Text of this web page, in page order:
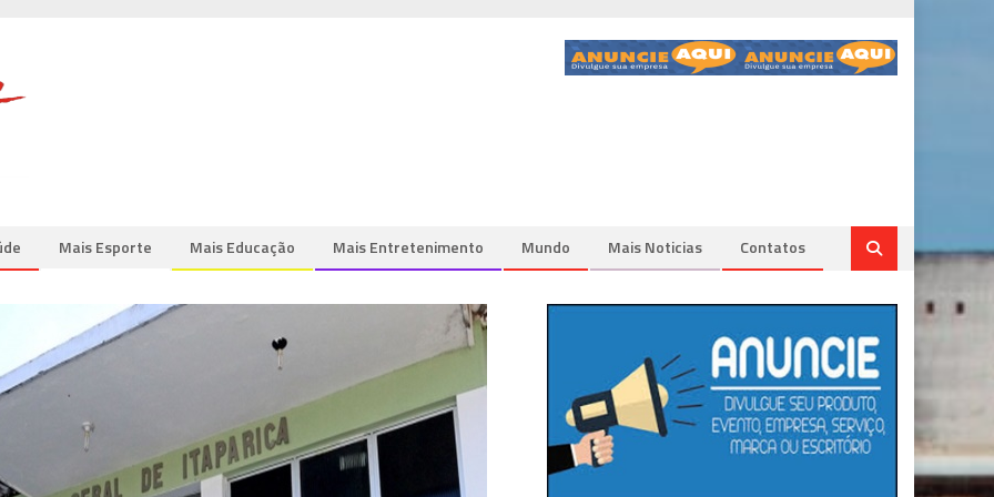
Mais Esporte Mais Educação Mais Entretenimento Mundo Mais Noticias Contatos